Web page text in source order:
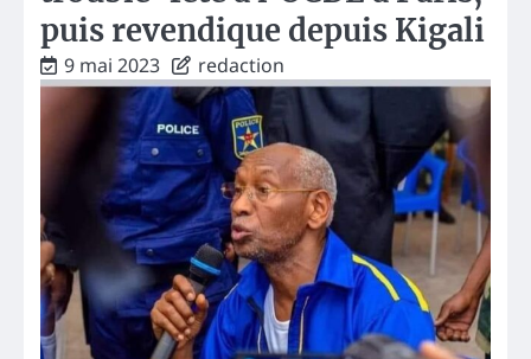
puis revendique depuis Kigali
9 mai 2023 redaction